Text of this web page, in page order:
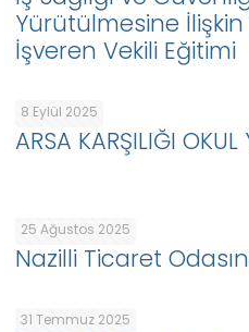
Yürütülmesine
İşveren Vekili Eğitimi
8 Eylül 2025
ARSA KARŞILIĞI OKUL
25 Ağustos 2025
Nazilli Ticaret
31 Temmuz 2025